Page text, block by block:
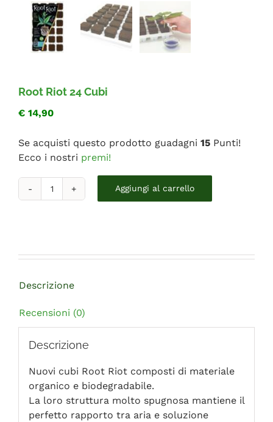
FAQ
Root Riot 24 Cubi
€ 14,90
Se acquisti questo prodotto guadagni 15 Punti!
Ecco i nostri premi!
Root
Riot
Aggiungi al carrello
Descrizione
Recensioni (0)
Descrizione
Nuovi cubi Root Riot composti di materiale
organico e biodegradabile.
La loro struttura molto spugnosa mantiene il
perfetto rapporto tra aria e soluzione